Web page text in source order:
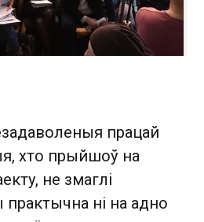
працай
хто прыйшоў на
не змаглі
ні на адно